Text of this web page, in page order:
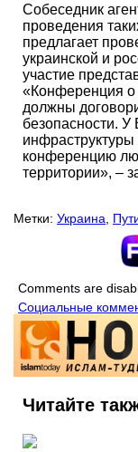
Собеседник
проведения
предлагает
украинской и
участие
«Конференция о
должны
безопасности. У
конференцию
территории», –
Метки: Украина
Comments are
Социальные
Читайте